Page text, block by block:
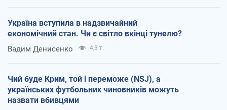
Україна вступила в надзвичайний
економічний стан. Чи є світло вкінці тунелю?
Вадим Денисенко 4,3 т.
Чий буде Крим, той і переможе (NSJ), а
українських футбольних чиновників можуть
назвати вбивцями